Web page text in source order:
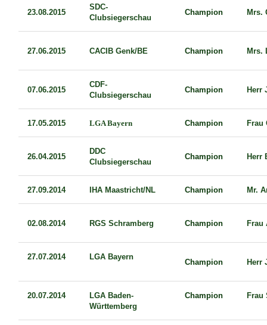
23.08.2015
SDC-
Clubsiegerschau
Champion Mrs.
27.06.2015 CACIB Genk/BE Champion Mrs.
07.06.2015
CDF-
Clubsiegerschau
Champion Herr
17.05.2015 LGA Bayern Champion Frau
26.04.2015
DDC
Clubsiegerschau
Champion Herr
27.09.2014 IHA Maastricht/NL Champion Mr.
02.08.2014 RGS Schramberg Champion Frau
27.07.2014 LGA Bayern
Champion Herr
20.07.2014
LGA Baden-
Württemberg
Champion Frau